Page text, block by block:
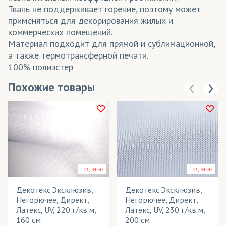
Ткань не поддерживает горение, поэтому может
применяться для декорирования жилых и
коммерческих помещений.
Материал подходит для прямой и сублимационной,
а также термотрансферной печати.
100% полиэстер
Похожие товары
Под заказ
Декотекс Эксклюзив,
Негорючее, Директ,
Латекс, UV, 220 г/кв.м,
160 см
Под заказ
Декотекс Эксклюзив,
Негорючее, Директ,
Латекс, UV, 230 г/кв.м,
200 см